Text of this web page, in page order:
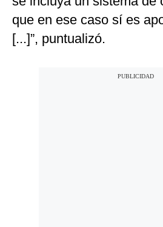
que en ese caso sí es
[...]”, puntualizó.